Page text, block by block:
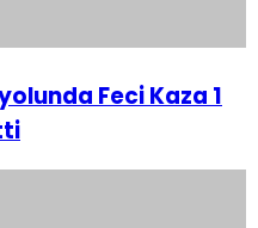
Feci Kaza 1